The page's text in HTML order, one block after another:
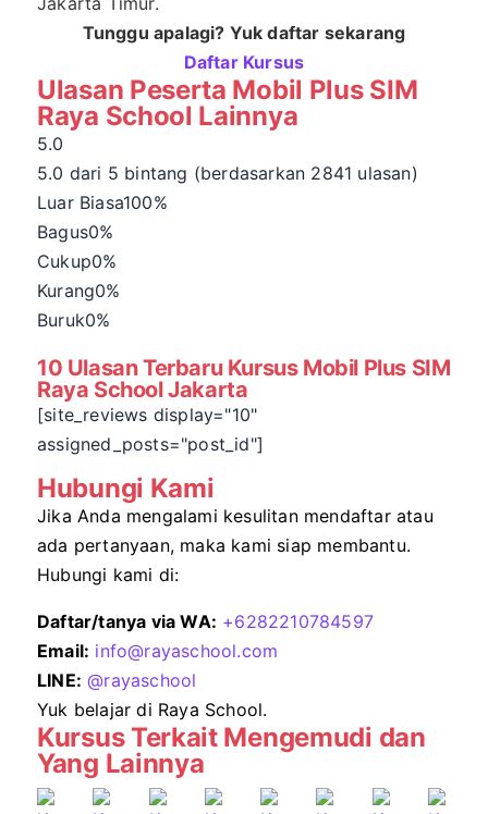
Tunggu apalagi? Yuk daftar sekarang
Daftar Kursus
Ulasan Peserta Mobil Plus SIM
Raya School Lainnya
5.0
5.0 dari 5 bintang (berdasarkan 2841 ulasan)
Luar Biasa100%
Bagus0%
Cukup0%
Kurang0%
Buruk0%
10 Ulasan Terbaru Kursus Mobil Plus SIM
Raya School Jakarta
[site_reviews display="10"
assigned_posts="post_id"]
Hubungi Kami
Jika Anda mengalami kesulitan mendaftar atau
ada pertanyaan, maka kami siap membantu.
Hubungi kami di:
Daftar/tanya via WA: +6282210784597
Email: info@rayaschool.com
LINE: @rayaschool
Yuk belajar di Raya School.
Kursus Terkait Mengemudi dan
Yang Lainnya